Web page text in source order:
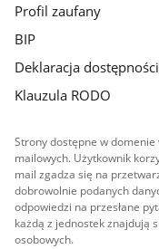
Profil zaufany
BIP
Deklaracja
Klauzula RODO
Strony dostępne w
mailowych. Użytkownik
mail zgadza się na
dobrowolnie podanych
odpowiedzi na przesłane
każdą z jednostek znajdują
osobowych.